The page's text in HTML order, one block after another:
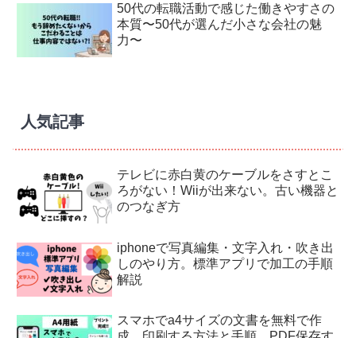
50代の転職活動で感じた働きやすさの
本質〜50代が選んだ小さな会社の魅
力〜
人気記事
テレビに赤白黄のケーブルをさすとこ
ろがない！Wiiが出来ない。古い機器と
のつなぎ方
iphoneで写真編集・文字入れ・吹き出
しのやり方。標準アプリで加工の手順
解説
スマホでa4サイズの文書を無料で作